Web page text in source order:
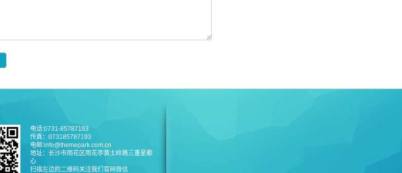
电话:0731-85787193
传真：073185787193
电邮:info@themepark.com.cn
地址：长沙市雨花区雨花亭黄土岭路三重星都
心
扫描左边的二维码关注我们官网微信